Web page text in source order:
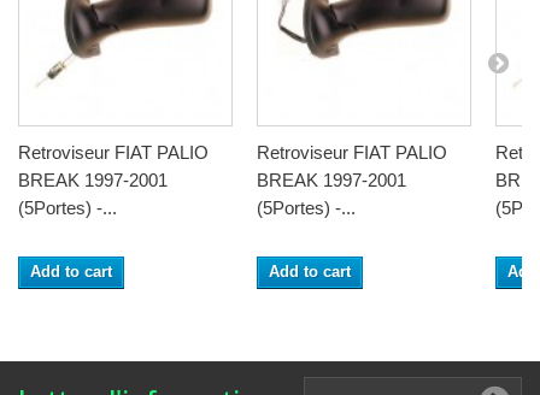
Retroviseur FIAT PALIO
BREAK 1997-2001
(5Portes) -...
Add to cart
Retroviseur FIAT PALIO
BREAK 1997-2001
(5Portes) -...
Add to cart